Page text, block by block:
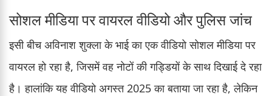
सोशल मीडिया पर वायरल वीडियो और पुलिस जांच
इसी बीच अविनाश शुक्ला के भाई का एक वीडियो सोशल मीडिया पर
वायरल हो रहा है, जिसमें वह नोटों की गड्डियों के साथ दिखाई दे रहा
है। हालांकि यह वीडियो अगस्त 2025 का बताया जा रहा है, लेकिन